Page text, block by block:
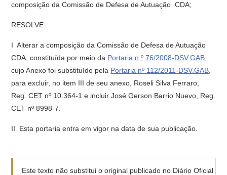
composição da Comissão de Defesa de Autuação  CDA;
RESOLVE:
I  Alterar a composição da Comissão de Defesa de Autuação 
CDA, constituída por meio da Portaria n.º 76/2008-DSV.GAB
cujo Anexo foi substituído pela Portaria nº 112/2011-DSV.GAB
para excluir, no item III de seu anexo, Roseli Silva Ferraro,
Reg. CET nº 10.364-1 e incluir José Gerson Barrio Nuevo, Reg.
CET nº 8998-7.
II  Esta portaria entra em vigor na data de sua publicação.
Este texto não substitui o original publicado no Diário Oficial